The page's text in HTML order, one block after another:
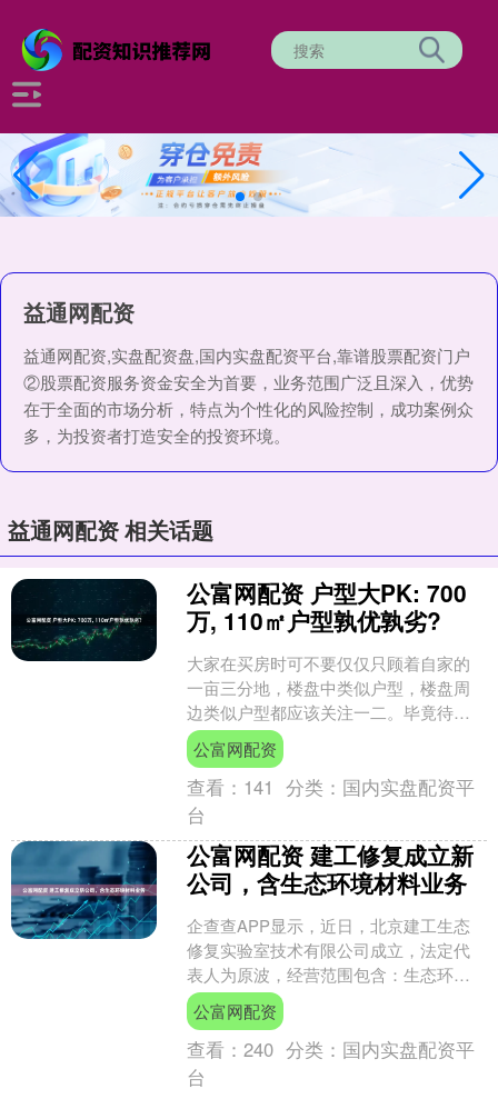
益通网配资
益通网配资,实盘配资盘,国内实盘配资平台,靠谱股票配资门户
②股票配资服务资金安全为首要，业务范围广泛且深入，优势
在于全面的市场分析，特点为个性化的风险控制，成功案例众
多，为投资者打造安全的投资环境。
益通网配资 相关话题
公富网配资 户型大PK: 700
万, 110㎡户型孰优孰劣?
大家在买房时可不要仅仅只顾着自家的
一亩三分地，楼盘中类似户型，楼盘周
边类似户型都应该关注一二。毕竟待将
来改善再出手时，大家都是竞争关系。
上海业主问：700万，....
公富网配资
查看： 141 分类： 国内实盘配资平
台
公富网配资 建工修复成立新
公司，含生态环境材料业务
企查查APP显示，近日，北京建工生态
修复实验室技术有限公司成立，法定代
表人为原波，经营范围包含：生态环境
材料销售；生态环境材料制造；环境保
护监测；环保咨询服务等....
公富网配资
查看：240 分类： 国内实盘配资平
台